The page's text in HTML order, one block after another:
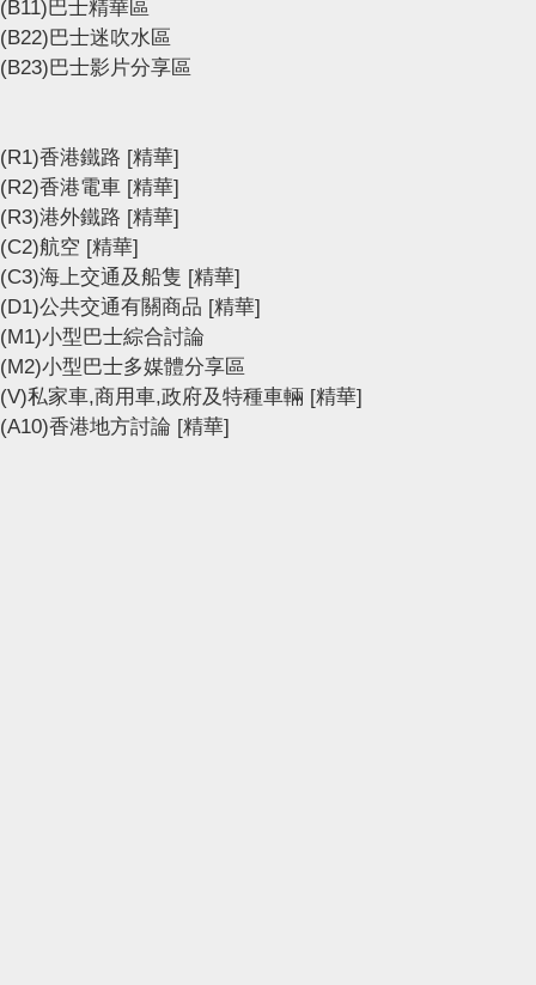
(B11)巴士精華區
(B22)巴士迷吹水區
(B23)巴士影片分享區
(R1)香港鐵路 [精華]
(R2)香港電車 [精華]
(R3)港外鐵路 [精華]
(C2)航空 [精華]
(C3)海上交通及船隻 [精華]
(D1)公共交通有關商品 [精華]
(M1)小型巴士綜合討論
(M2)小型巴士多媒體分享區
(V)私家車,商用車,政府及特種車輛 [精華]
(A10)香港地方討論 [精華]